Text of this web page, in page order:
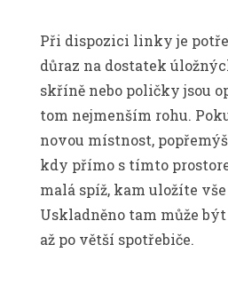
Při dispozici linky je
důraz na dostatek
skříně nebo poličky jsou
tom nejmenším rohu.
novou místnost,
kdy přímo s tímto
malá spíž, kam uložíte
Uskladněno tam může
až po větší spotřebiče.